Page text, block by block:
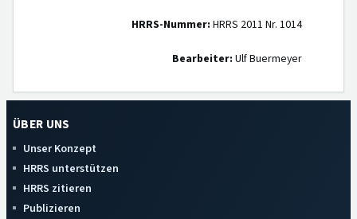
HRRS-Nummer: HRRS 2011 Nr. 1014
Bearbeiter: Ulf Buermeyer
ÜBER UNS
Unser Konzept
HRRS unterstützen
HRRS zitieren
Publizieren